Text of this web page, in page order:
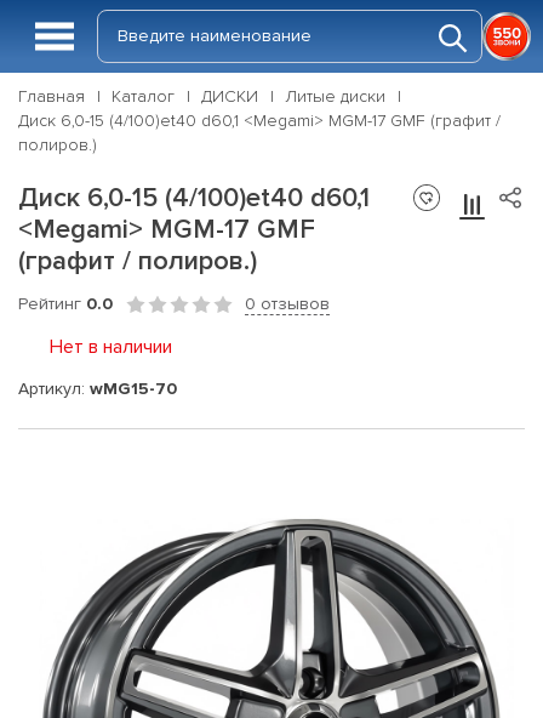
Главная Каталог ДИСКИ
Литые диски
Диск 6,0-15 (4/100)et40 d60,1 <Megami> MGM-17 GMF (графит /
полиров.)
Диск 6,0-15 (4/100)et40 d60,1
<Megami> MGM-17 GMF
(графит / полиров.)
Рейтинг 0.0 0 отзывов
Нет в наличии
Артикул: wMG15-70